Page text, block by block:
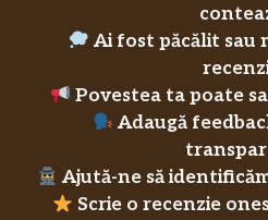
Ai fost păcălit sau
Povestea ta poate
Adaugă
Ajută-ne să
Scrie o recenzie